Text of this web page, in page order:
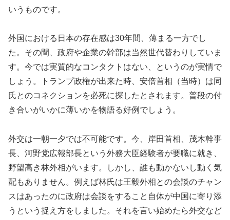
いうものです。
外国における日本の存在感は30年間、薄まる一方でし
た。その間、政府や企業の幹部は当然世代替わりしていま
す。今では実質的なコンタクトはない、というのが実情で
しょう。トランプ政権が出来た時、安倍首相（当時）は同
氏とのコネクションを必死に探したとされます。普段の付
き合いがいかに薄いかを物語る好例でしょう。
外交は一朝一夕では不可能です。今、岸田首相、茂木幹事
長、河野党広報部長という外務大臣経験者が要職に就き、
野望高き林外相がいます。しかし、誰も動かないし動く気
配もありません。例えば林氏は王毅外相との会談のチャン
スはあったのに政府は会談をすること自体が中国に寄り添
うという捉え方をしました。それを言い始めたら外交など